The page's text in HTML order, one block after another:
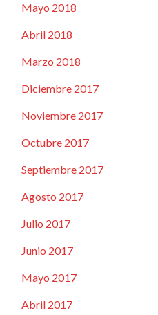
Mayo 2018
Abril 2018
Marzo 2018
Diciembre 2017
Noviembre 2017
Octubre 2017
Septiembre 2017
Agosto 2017
Julio 2017
Junio 2017
Mayo 2017
Abril 2017